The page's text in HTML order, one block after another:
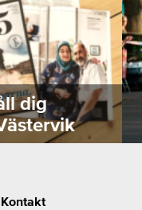
dig
Kontakt